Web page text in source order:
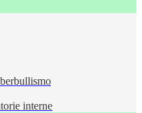
interne